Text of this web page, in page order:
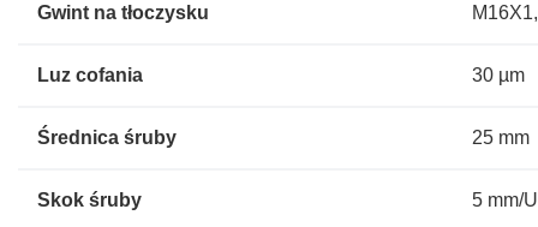
Gwint na tłoczysku
Luz cofania 30 µm
Średnica śruby 25 mm
Skok śruby 5 mm/U